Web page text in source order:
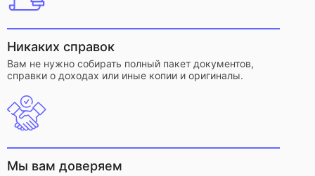
Никаких справок
Вам не нужно собирать полный пакет документов,
справки о доходах или иные копии и оригиналы.
Мы вам доверяем